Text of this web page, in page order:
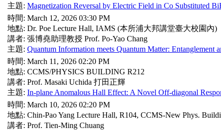
主題: Magnetization Reversal by Electric Field in Co Substituted
時間: March 12, 2026 03:30 PM
地點: Dr. Poe Lecture Hall, IAMS (本所浦大邦講堂臺大校園內)
講者: 張博堯助理教授 Prof. Po-Yao Chang
主題: Quantum Information meets Quantum Matter: Entanglement
時間: March 11, 2026 02:20 PM
地點: CCMS/PHYSICS BUILDING R212
講者: Prof. Masaki Uchida 打田正輝
主題: In-plane Anomalous Hall Effect: A Novel Off-diagonal
時間: March 10, 2026 02:20 PM
地點: Chin-Pao Yang Lecture Hall, R104, CCMS-New Phys.
講者: Prof. Tien-Ming Chuang